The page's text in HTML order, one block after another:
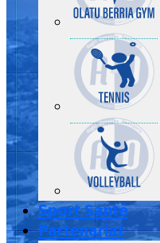
Sport Santé
Partenariat